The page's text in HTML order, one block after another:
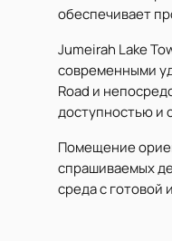
обеспечивает
Jumeirah Lake
современными
Road и
доступностью и
Помещение
спрашиваемых
среда с готовой